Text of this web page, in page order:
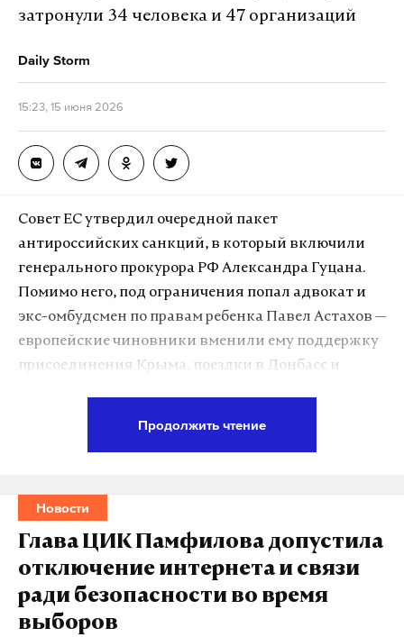
затронули 34 человека и 47 организаций
Daily Storm
15:23, 15 июня 2026
Совет ЕС утвердил очередной пакет
антироссийских санкций, в который включили
генерального прокурора РФ Александра Гуцана.
Помимо него, под ограничения попал адвокат и
экс-омбудсмен по правам ребенка Павел Астахов —
европейские чиновники вменили ему поддержку
присоединения Крыма, поездки в Донбасс и
Кузичев, военблогер Кирилл Федоров, писатели и
журналисты российских СМИ.
Среди юридических лиц ЕС ввел санкции против
Президентского фонда культурных инициатив,
холдинга разработчика систем распознавания
Продолжить чтение
Новости
Глава ЦИК Памфилова допустила
отключение интернета и связи
ради безопасности во время
выборов